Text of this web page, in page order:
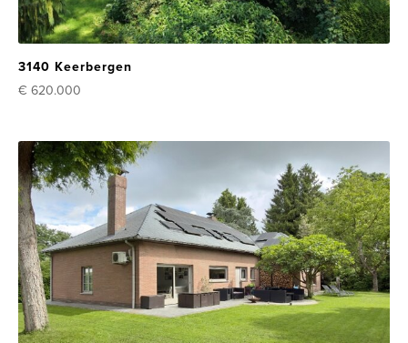
3140 Keerbergen
€ 620.000